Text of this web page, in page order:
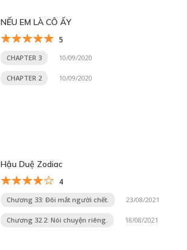
NẾU EM LÀ CÔ ẤY
5
CHAPTER 3 10/09/2020
CHAPTER 2 10/09/2020
Hậu Duệ Zodiac
4
Chương 33: Đôi mắt người chết. 23/08/2021
Chương 32.2: Nói chuyện riêng. 18/08/2021